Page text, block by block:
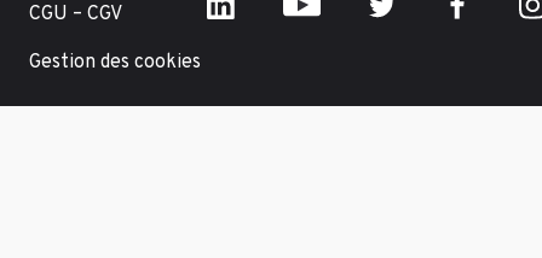
CGU – CGV
Gestion des cookies